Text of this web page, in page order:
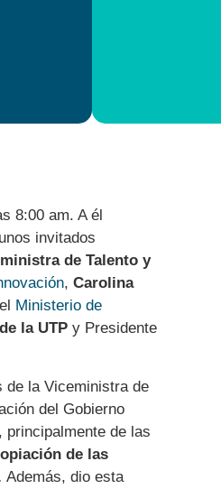
8:00 am. A él
invitados
de Talento y
, Carolina
Ministerio de
la UTP y Presidente
de la Viceministra de
del Gobierno
principalmente de las
de las
Además, dio esta